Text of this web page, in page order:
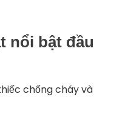
nổi bật đầu
chống cháy và